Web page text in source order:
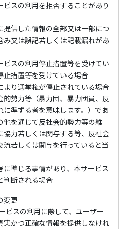
スの利用を拒否することがあり
供した情報の全部又は一部につ
み又は誤記若しくは記載漏れがあ
スの利用停止措置等を受けてい
止措置等を受けている場合
り選挙権が停止されている場合
勢力等（暴力団、暴力団員、反
準ずる者を意味します。）であ
他を通じて反社会的勢力等の維
協力若しくは関与する等、反社会
若しくは関与を行っていると当
準じる事情があり、本サービス
判断される場合
変更
スの利用に際して、ユーザー
実かつ正確な情報を提供しなけれ